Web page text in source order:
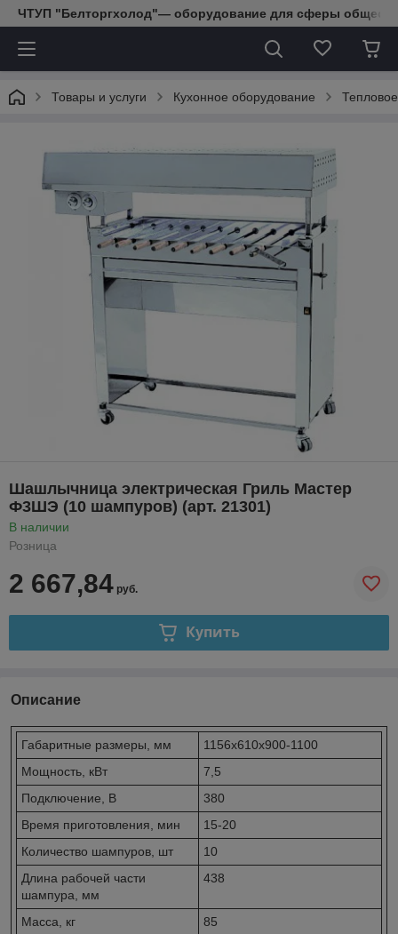
ЧТУП "Белторгхолод"— оборудование для сферы
Товары и услуги Кухонное оборудование
Шашлычница электрическая Гриль Мастер
Ф3ШЭ (10 шампуров) (арт. 21301)
В наличии
Розница
2 667,84 руб.
Купить
Описание
Габаритные размеры, мм
1156х610х900-1100
Мощность, кВт
7,5
Подключение, В
380
Время приготовления, мин
15-20
Количество шампуров, шт
10
Длина рабочей части
шампура, мм
438
Масса, кг
85